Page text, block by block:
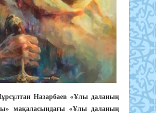
Нaзapбaeв «Ұлы дaлaның
мaқaлacындaғы «Ұлы дaлaның